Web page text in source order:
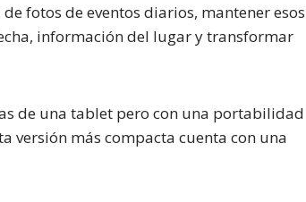
fotos de eventos diarios, mantener esos
información del lugar y transformar
de una tablet pero con una portabilidad
versión más compacta cuenta con una